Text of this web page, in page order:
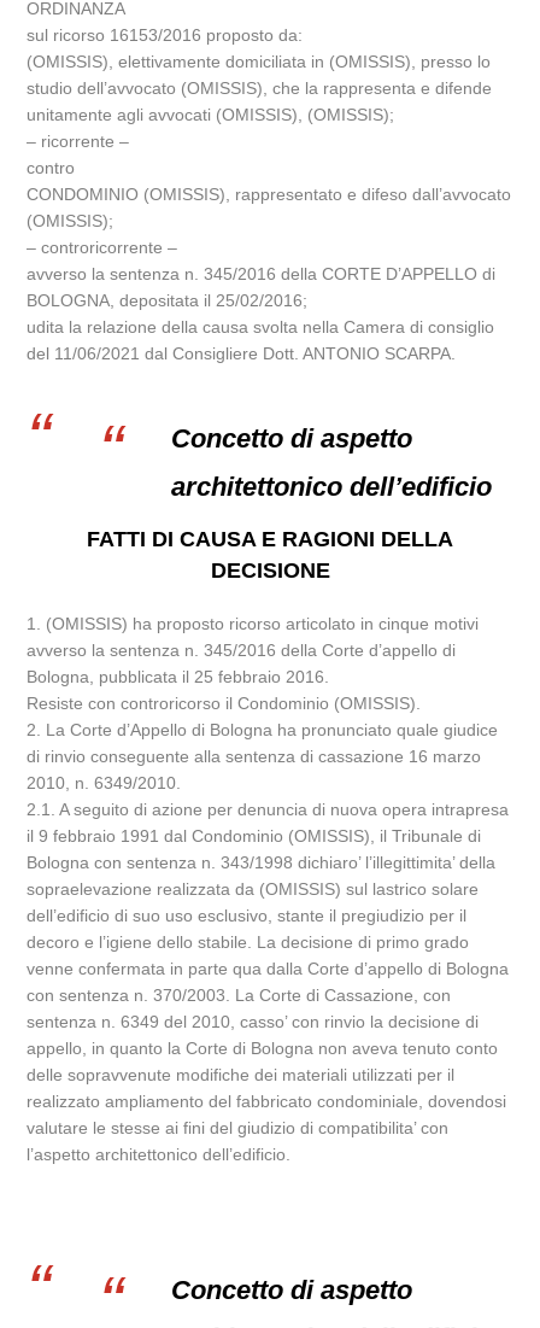
ORDINANZA
sul ricorso 16153/2016 proposto da:
(OMISSIS), elettivamente domiciliata in (OMISSIS), presso lo
studio dell’avvocato (OMISSIS), che la rappresenta e difende
unitamente agli avvocati (OMISSIS), (OMISSIS);
– ricorrente –
contro
CONDOMINIO (OMISSIS), rappresentato e difeso dall’avvocato
(OMISSIS);
– controricorrente –
avverso la sentenza n. 345/2016 della CORTE D’APPELLO di
BOLOGNA, depositata il 25/02/2016;
udita la relazione della causa svolta nella Camera di consiglio
del 11/06/2021 dal Consigliere Dott. ANTONIO SCARPA.
Concetto di aspetto
architettonico dell’edificio
FATTI DI CAUSA E RAGIONI DELLA
DECISIONE
1. (OMISSIS) ha proposto ricorso articolato in cinque motivi
avverso la sentenza n. 345/2016 della Corte d’appello di
Bologna, pubblicata il 25 febbraio 2016.
Resiste con controricorso il Condominio (OMISSIS).
2. La Corte d’Appello di Bologna ha pronunciato quale giudice
di rinvio conseguente alla sentenza di cassazione 16 marzo
2010, n. 6349/2010.
2.1. A seguito di azione per denuncia di nuova opera intrapresa
il 9 febbraio 1991 dal Condominio (OMISSIS), il Tribunale di
Bologna con sentenza n. 343/1998 dichiaro’ l’illegittimita’ della
sopraelevazione realizzata da (OMISSIS) sul lastrico solare
dell’edificio di suo uso esclusivo, stante il pregiudizio per il
decoro e l’igiene dello stabile. La decisione di primo grado
venne confermata in parte qua dalla Corte d’appello di Bologna
con sentenza n. 370/2003. La Corte di Cassazione, con
sentenza n. 6349 del 2010, casso’ con rinvio la decisione di
appello, in quanto la Corte di Bologna non aveva tenuto conto
delle sopravvenute modifiche dei materiali utilizzati per il
realizzato ampliamento del fabbricato condominiale, dovendosi
valutare le stesse ai fini del giudizio di compatibilita’ con
l’aspetto architettonico dell’edificio.
Concetto di aspetto